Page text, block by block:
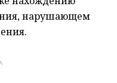
нарушающем